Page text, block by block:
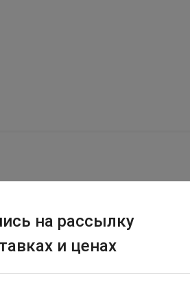
на рассылку
и ценах